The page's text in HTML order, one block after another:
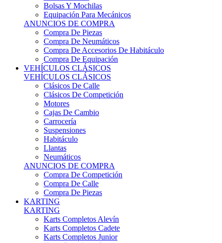
Equipación Para Mecánicos
ANUNCIOS DE COMPRA
Compra De Piezas
Compra De Neumáticos
Compra De Accesorios De Habitáculo
Compra De Equipación
VEHÍCULOS CLÁSICOS
VEHÍCULOS CLÁSICOS
Clásicos De Calle
Clásicos De Competición
Motores
Cajas De Cambio
Carrocería
Suspensiones
Habitáculo
Llantas
Neumáticos
ANUNCIOS DE COMPRA
Compra De Competición
Compra De Calle
Compra De Piezas
KARTING
KARTING
Karts Completos Alevín
Karts Completos Cadete
Karts Completos Junior
Karts Completos Senior